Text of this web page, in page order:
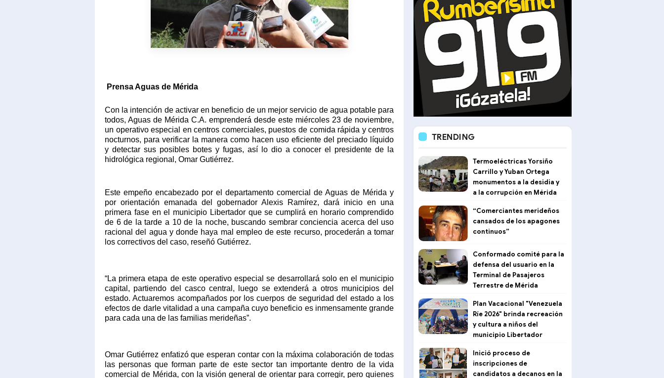
Prensa Aguas de Mérida
Con la intención de activar en beneficio de un mejor servicio de agua potable para
todos, Aguas de Mérida C.A. emprenderá desde este miércoles 23 de noviembre,
un operativo especial en centros comerciales, puestos de comida rápida y centros
nocturnos, para verificar la manera como hacen uso eficiente del preciado líquido
y detectar sus posibles botes y fugas, así lo dio a conocer el presidente de la
hidrológica regional, Omar Gutiérrez.
Este empeño encabezado por el departamento comercial de Aguas de Mérida y
por orientación emanada del gobernador Alexis Ramírez, dará inicio en una
primera fase en el municipio Libertador que se cumplirá en horario comprendido
de 6 de la tarde a 10 de la noche, buscando sembrar conciencia acerca del uso
racional del agua y donde haya mal empleo de este recurso, procederán a tomar
los correctivos del caso, reseñó Gutiérrez.
“La primera etapa de este operativo especial se desarrollará solo en el municipio
capital, partiendo del casco central, luego se extenderá a otros municipios del
estado. Actuaremos acompañados por los cuerpos de seguridad del estado a los
efectos de darle vitalidad a una campaña cuyo beneficio es inmensamente grande
para cada una de las familias merideñas”.
Omar Gutiérrez enfatizó que esperan contar con la máxima colaboración de todas
las personas que forman parte de este sector tan importante dentro de la vida
comercial de Mérida, con la visión general de orientar para corregir, pero quienes
TRENDING
Termoeléctricas Yorsiño
Carrillo y Yuban Ortega
monumentos a la desidia y
a la corrupción en Mérida
“Comerciantes merideños
cansados de los apagones
continuos”
Conformado comité para la
defensa del usuario en la
Terminal de Pasajeros
Terrestre de Mérida
Plan Vacacional "Venezuela
Ríe 2026" brinda recreación
y cultura a niños del
municipio Libertador
Inició proceso de
inscripciones de
candidatos a decanos en la